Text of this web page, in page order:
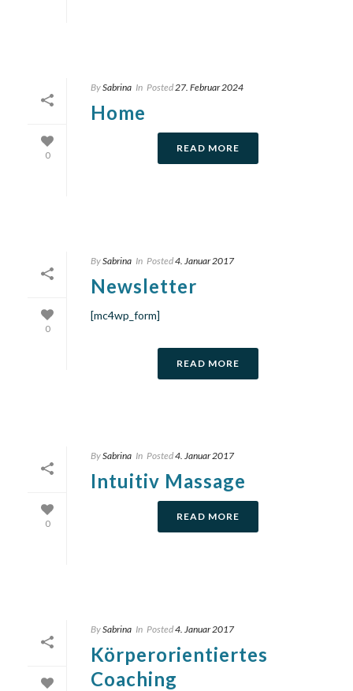
0
BySabrina In Posted 27. Februar 2024
Home
READ MORE
0
BySabrina In Posted4. Januar 2017
Newsletter
[mc4wp_form]
READ MORE
0
BySabrina In Posted4. Januar 2017
Intuitiv Massage
READ MORE
BySabrina In Posted4. Januar 2017
Körperorientiertes
Coaching